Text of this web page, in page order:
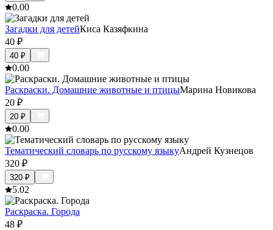
0.00
Загадки для детейКиса Казяфкина
40 ₽
40 ₽
0.00
Раскраски. Домашние животные и птицыМарина Новикова
20 ₽
20 ₽
0.00
Тематический словарь по русскому языкуАндрей Кузнецов
320 ₽
320 ₽
5.02
Раскраска. Города
48 ₽